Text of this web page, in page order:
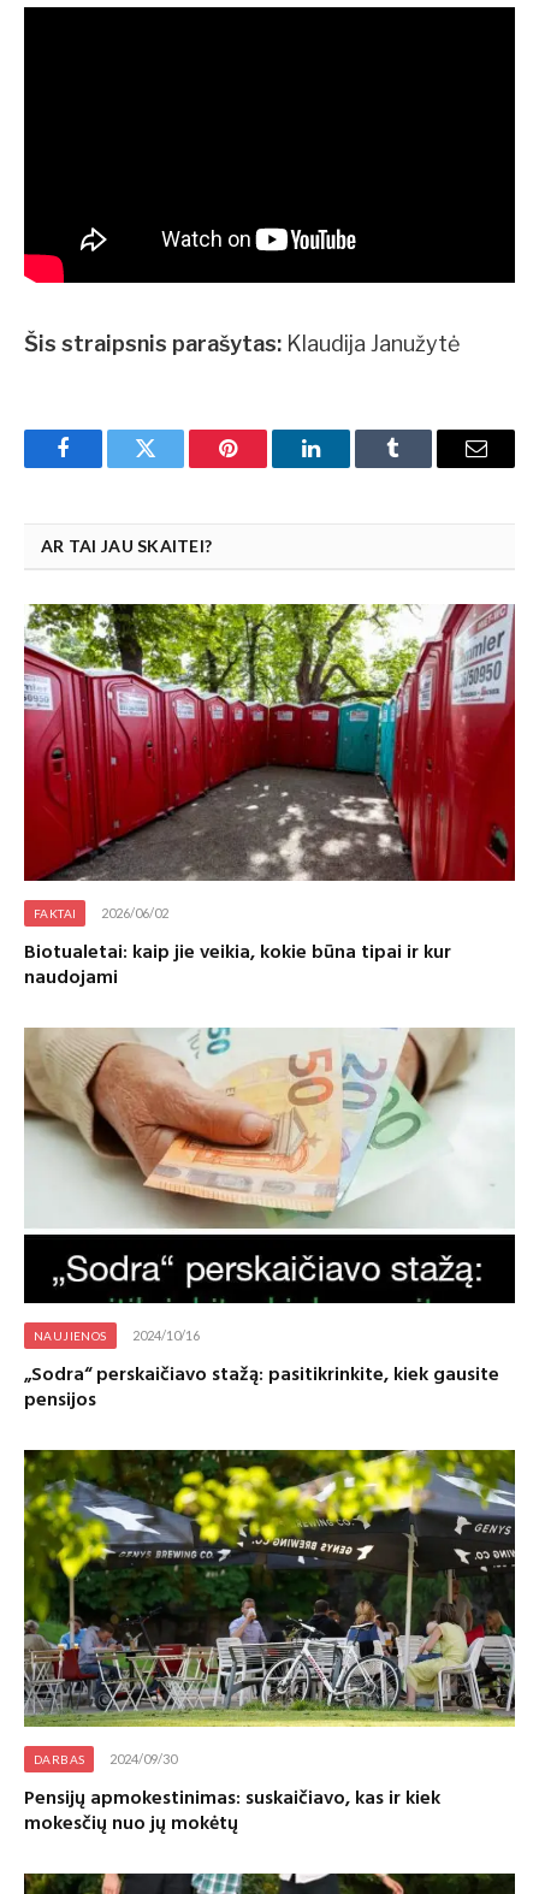
Šis straipsnis parašytas: Klaudija Janužytė
FacebookTwitter Pinterest LinkedInTumblr Email
AR TAI JAU SKAITEI?
FAKTAI 2026/06/02
Biotualetai: kaip jie veikia, kokie būna tipai ir kur
naudojami
NAUJIENOS 2024/10/16
„Sodra“ perskaičiavo stažą: pasitikrinkite, kiek gausite
pensijos
DARBAS 2024/09/30
Pensijų apmokestinimas: suskaičiavo, kas ir kiek
mokesčių nuo jų mokėtų